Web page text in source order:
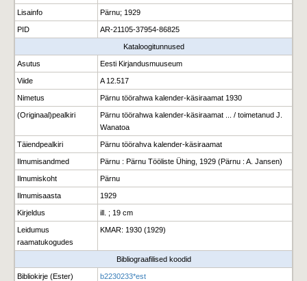
Lisainfo Pärnu; 1929
PID AR-21105-37954-86825
Kataloogitunnused
Asutus Eesti Kirjandusmuuseum
Viide A 12.517
Nimetus Pärnu töörahwa kalender-käsiraamat 1930
(Originaal)pealkiri
Pärnu töörahwa kalender-käsiraamat ... / toimetanud J.
Wanatoa
Täiendpealkiri Pärnu töörahva kalender-käsiraamat
Ilmumisandmed Pärnu : Pärnu Tööliste Ühing, 1929 (Pärnu : A. Jansen)
Ilmumiskoht Pärnu
Ilmumisaasta 1929
Kirjeldus ill. ; 19 cm
Leidumus
raamatukogudes
KMAR: 1930 (1929)
Bibliograafilised koodid
Bibliokirje (Ester) b2230233*est